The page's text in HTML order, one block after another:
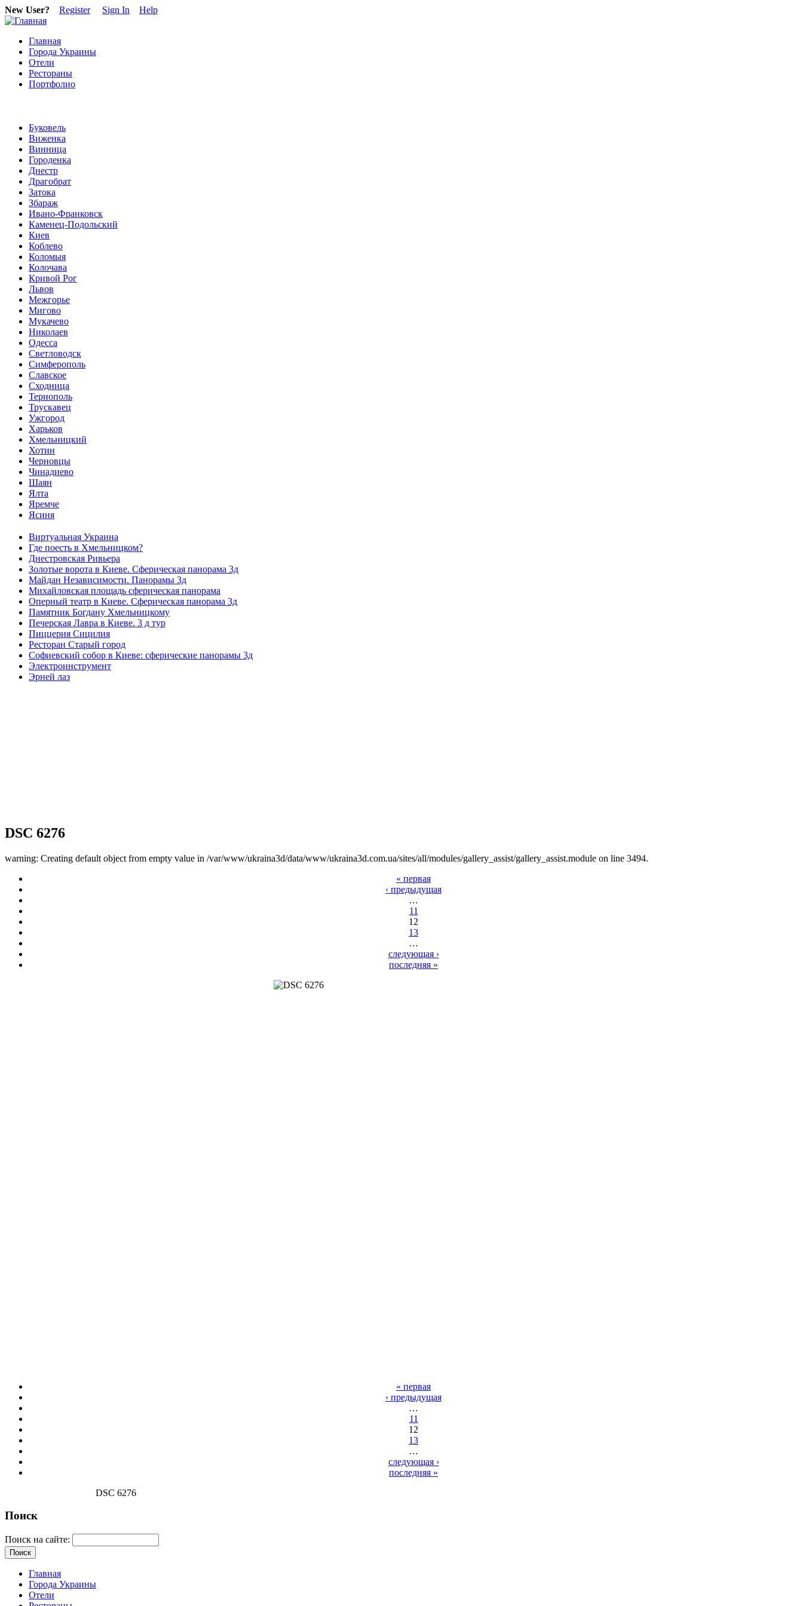
New User? Register Sign In Help
Главная
Города Украины
Отели
Рестораны
Портфолио
Буковель
Виженка
Винница
Городенка
Днестр
Драгобрат
Затока
Збараж
Ивано-Франковск
Каменец-Подольский
Киев
Коблево
Коломыя
Колочава
Кривой Рог
Львов
Межгорье
Мигово
Мукачево
Николаев
Одесса
Светловодск
Симферополь
Славское
Сходница
Тернополь
Трускавец
Ужгород
Харьков
Хмельницкий
Хотин
Черновцы
Чинадиево
Шаян
Ялта
Яремче
Ясиня
Виртуальная Украина
Где поесть в Хмельницком?
Днестровская Ривьера
Золотые ворота в Киеве. Сферическая панорама 3д
Майдан Независимости. Панорамы 3д
Михайловская площадь сферическая панорама
Оперный театр в Киеве. Сферическая панорама 3д
Памятник Богдану Хмельницкому
Печерская Лавра в Киеве. 3 д тур
Пиццерия Сицилия
Ресторан Старый город
Софиевский собор в Киеве: сферические панорамы 3д
Электроинструмент
Эрней лаз
DSC 6276
warning: Creating default object from empty value in /var/www/ukraina3d/data/www/ukraina3d.com.ua/sites/all/modules/gallery_assist/gallery_assist.module on line 3494.
« первая
‹ предыдущая
…
11
12
13
…
следующая ›
последняя »
« первая
‹ предыдущая
…
11
12
13
…
следующая ›
последняя »
DSC 6276
Поиск
Поиск на сайте:
Главная
Города Украины
Отели